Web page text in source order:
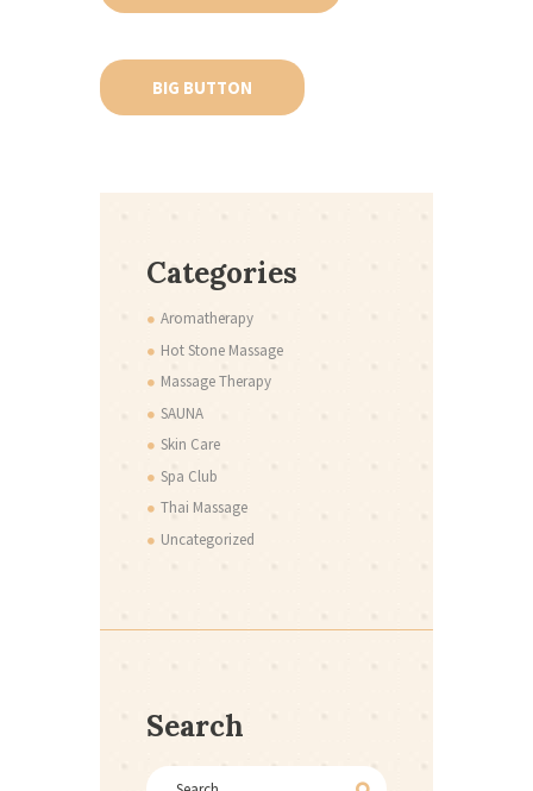
BIG BUTTON
Categories
Aromatherapy
Hot Stone Massage
Massage Therapy
SAUNA
Skin Care
Spa Club
Thai Massage
Uncategorized
Search